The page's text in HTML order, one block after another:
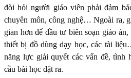
đòi hỏi người giáo viên phải đảm
chuyên môn, công nghệ… Ngoài ra,
gian hơn để đầu tư biên soạn giáo
thiết bị đồ dùng dạy học, các tài
năng lực giải quyết các vấn đề, tình
cầu bài học đặt ra.